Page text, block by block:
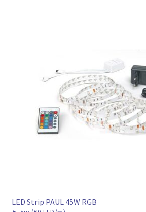
LED Strip PAUL 45W RGB